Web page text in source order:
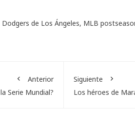
Dodgers de Los Ángeles, MLB
Anterior
Serie Mundial?
Siguiente
Los héroes de